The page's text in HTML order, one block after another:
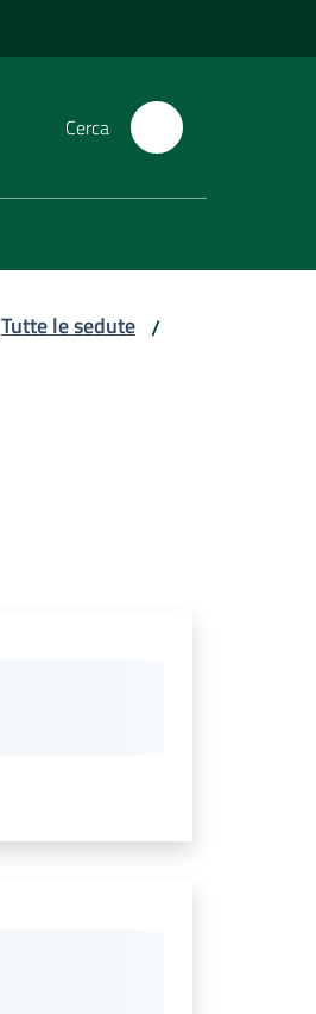
Cerca
Tutte le sedute /